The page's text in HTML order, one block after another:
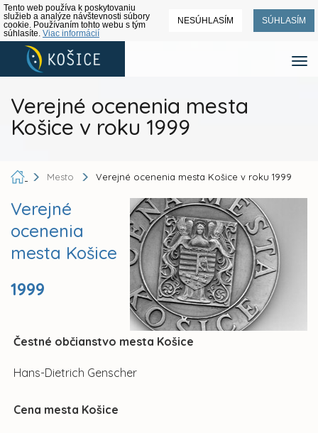
Tento web používa k poskytovaniu
služieb a analýze návštevnosti súbory
cookie. Používaním tohto webu s tým
súhlasíte. Viac informácií
NESÚHLASÍM SÚHLASÍM
Verejné ocenenia mesta
Košice v roku 1999
Mesto Verejné ocenenia mesta Košice v roku 1999
Verejné
ocenenia
mesta Košice
1999
Čestné občianstvo mesta Košice
Hans-Dietrich Genscher
Cena mesta Košice